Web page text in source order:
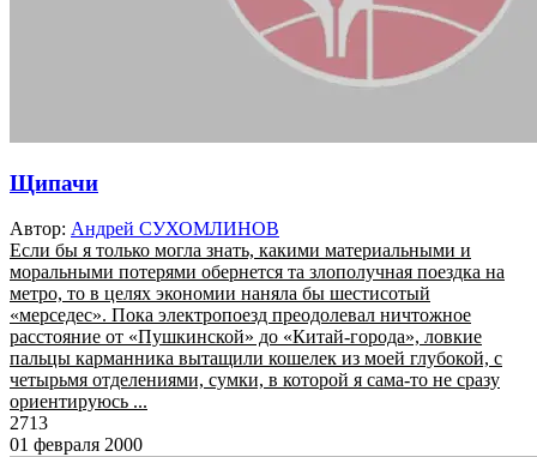
Щипачи
Автор: Андрей СУХОМЛИНОВ
Если бы я только могла знать, какими материальными и
моральными потерями обернется та злополучная поездка на
метро, то в целях экономии наняла бы шестисотый
«мерседес». Пока электропоезд преодолевал ничтожное
расстояние от «Пушкинской» до «Китай-города», ловкие
пальцы карманника вытащили кошелек из моей глубокой, с
четырьмя отделениями, сумки, в которой я сама-то не сразу
ориентируюсь ...
2713
01 февраля 2000